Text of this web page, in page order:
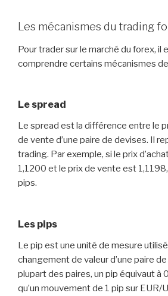
Les mécanismes du trading
Pour trader sur le marché du forex, il
comprendre certains mécanismes
Le spread
Le spread est la différence entre le
de vente d’une paire de devises. Il
trading. Par exemple, si le prix
1,1200 et le prix de vente est
pips.
Les pips
Le pip est une unité de mesure
changement de valeur d’une paire
plupart des paires, un pip équivaut à
qu’un mouvement de 1 pip sur EUR/